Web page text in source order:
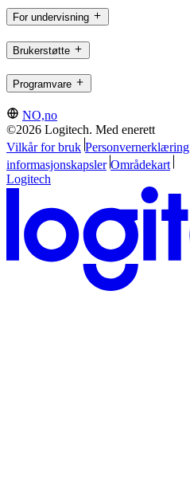
For undervisning
Brukerstøtte
Programvare
NO,no
©2026 Logitech. Med enerett
Vilkår for bruk Personvernerklæring
informasjonskapsler Områdekart
Logitech